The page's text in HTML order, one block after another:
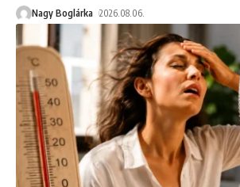
Nagy Boglárka 2026.08.06.